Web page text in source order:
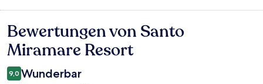
Bewertungen
Bewertungen von Santo
Miramare Resort
9,0 Wunderbar